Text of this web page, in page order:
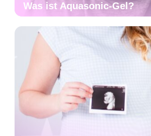
Was ist Aquasonic-Gel?